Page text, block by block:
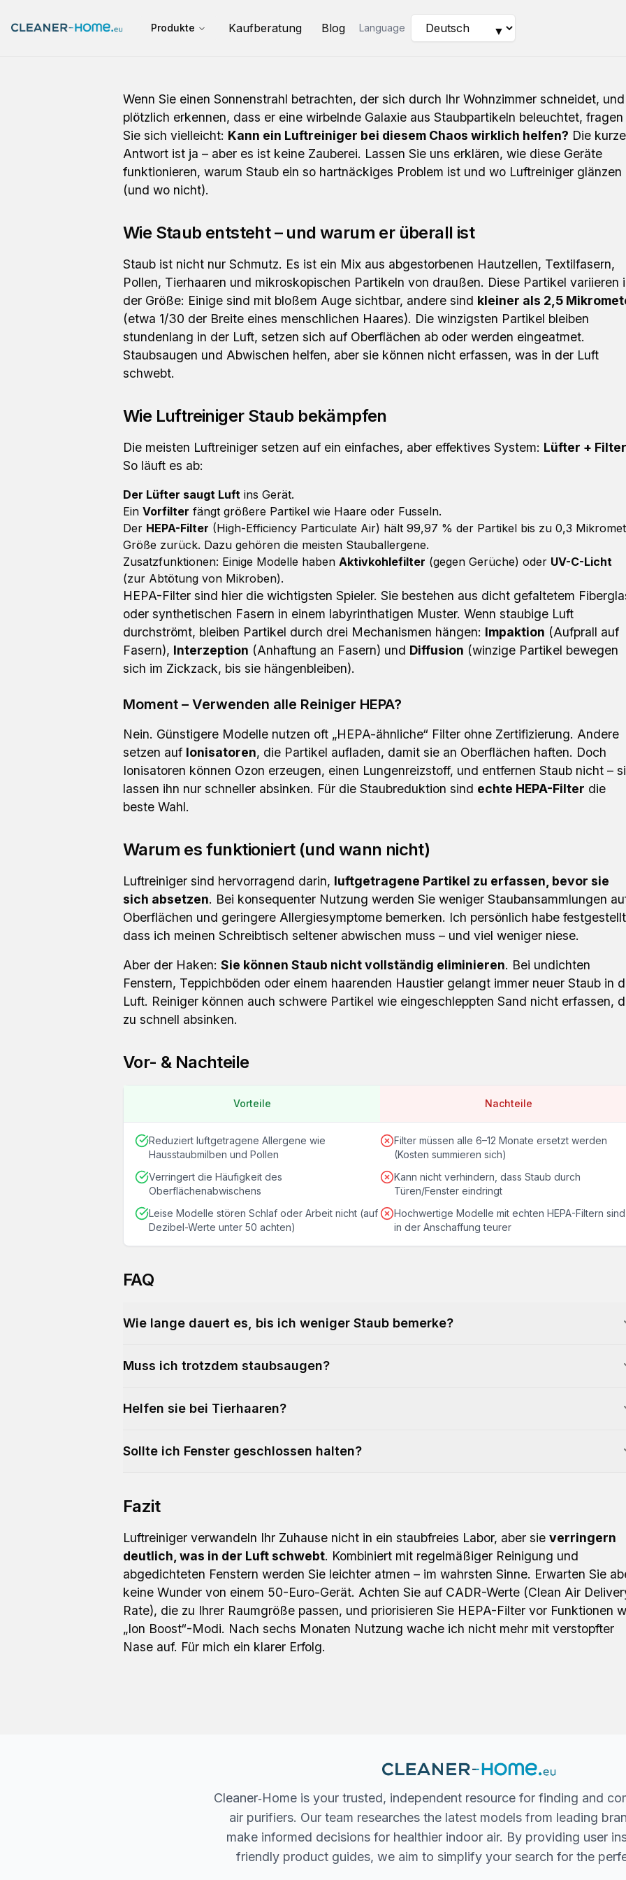
Produkte Kaufberatung Blog Language ▼
Wenn Sie einen Sonnenstrahl betrachten, der sich durch Ihr Wohnzimmer schneidet, und
plötzlich erkennen, dass er eine wirbelnde Galaxie aus Staubpartikeln beleuchtet, fragen
Sie sich vielleicht: Kann ein Luftreiniger bei diesem Chaos wirklich helfen? Die kurze
Antwort ist ja – aber es ist keine Zauberei. Lassen Sie uns erklären, wie diese Geräte
funktionieren, warum Staub ein so hartnäckiges Problem ist und wo Luftreiniger glänzen
(und wo nicht).
Wie Staub entsteht – und warum er überall ist
Staub ist nicht nur Schmutz. Es ist ein Mix aus abgestorbenen Hautzellen, Textilfasern,
Pollen, Tierhaaren und mikroskopischen Partikeln von draußen. Diese Partikel variieren
der Größe: Einige sind mit bloßem Auge sichtbar, andere sind kleiner als 2,5
(etwa 1/30 der Breite eines menschlichen Haares). Die winzigsten Partikel bleiben
stundenlang in der Luft, setzen sich auf Oberflächen ab oder werden eingeatmet.
Staubsaugen und Abwischen helfen, aber sie können nicht erfassen, was in der Luft
schwebt.
Wie Luftreiniger Staub bekämpfen
Die meisten Luftreiniger setzen auf ein einfaches, aber effektives System: Lüfter + Filter
So läuft es ab:
Der Lüfter saugt Luft ins Gerät.
Ein Vorfilter fängt größere Partikel wie Haare oder Fusseln.
Der HEPA-Filter (High-Efficiency Particulate Air) hält 99,97 % der Partikel bis zu 0,3
Größe zurück. Dazu gehören die meisten Stauballergene.
Zusatzfunktionen: Einige Modelle haben Aktivkohlefilter (gegen Gerüche) oder UV-C-Licht
(zur Abtötung von Mikroben).
HEPA-Filter sind hier die wichtigsten Spieler. Sie bestehen aus dicht gefaltetem
oder synthetischen Fasern in einem labyrinthatigen Muster. Wenn staubige Luft
durchströmt, bleiben Partikel durch drei Mechanismen hängen: Impaktion (Aufprall auf
Fasern), Interzeption (Anhaftung an Fasern) und Diffusion (winzige Partikel bewegen
sich im Zickzack, bis sie hängenbleiben).
Moment – Verwenden alle Reiniger HEPA?
Nein. Günstigere Modelle nutzen oft „HEPA-ähnliche“ Filter ohne Zertifizierung. Andere
setzen auf Ionisatoren, die Partikel aufladen, damit sie an Oberflächen haften. Doch
Ionisatoren können Ozon erzeugen, einen Lungenreizstoff, und entfernen Staub nicht –
lassen ihn nur schneller absinken. Für die Staubreduktion sind echte HEPA-Filter die
beste Wahl.
Warum es funktioniert (und wann nicht)
Luftreiniger sind hervorragend darin, luftgetragene Partikel zu erfassen, bevor sie
sich absetzen. Bei konsequenter Nutzung werden Sie weniger Staubansammlungen
Oberflächen und geringere Allergiesymptome bemerken. Ich persönlich habe
dass ich meinen Schreibtisch seltener abwischen muss – und viel weniger niese.
Aber der Haken: Sie können Staub nicht vollständig eliminieren. Bei undichten
Fenstern, Teppichböden oder einem haarenden Haustier gelangt immer neuer Staub in
Luft. Reiniger können auch schwere Partikel wie eingeschleppten Sand nicht erfassen,
zu schnell absinken.
Vor- & Nachteile
Vorteile Nachteile
Reduziert luftgetragene Allergene wie
Hausstaubmilben und Pollen
Verringert die Häufigkeit des
Oberflächenabwischens
Leise Modelle stören Schlaf oder Arbeit nicht (auf
Dezibel-Werte unter 50 achten)
Filter müssen alle 6–12 Monate ersetzt werden
(Kosten summieren sich)
Kann nicht verhindern, dass Staub durch
Türen/Fenster eindringt
Hochwertige Modelle mit echten HEPA-Filtern sind
in der Anschaffung teurer
FAQ
Wie lange dauert es, bis ich weniger Staub bemerke?
Muss ich trotzdem staubsaugen?
Helfen sie bei Tierhaaren?
Sollte ich Fenster geschlossen halten?
Fazit
Luftreiniger verwandeln Ihr Zuhause nicht in ein staubfreies Labor, aber sie verringern
deutlich, was in der Luft schwebt. Kombiniert mit regelmäßiger Reinigung und
abgedichteten Fenstern werden Sie leichter atmen – im wahrsten Sinne. Erwarten Sie
keine Wunder von einem 50-Euro-Gerät. Achten Sie auf CADR-Werte (Clean Air
Rate), die zu Ihrer Raumgröße passen, und priorisieren Sie HEPA-Filter vor Funktionen
„Ion Boost“-Modi. Nach sechs Monaten Nutzung wache ich nicht mehr mit verstopfter
Nase auf. Für mich ein klarer Erfolg.
Cleaner‐Home is your trusted, independent resource for finding and
air purifiers. Our team researches the latest models from leading
make informed decisions for healthier indoor air. By providing user
friendly product guides, we aim to simplify your search for the